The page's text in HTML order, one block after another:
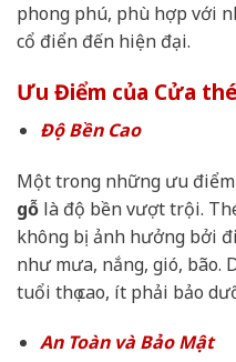
phong phú, phù hợp với
cổ điển đến hiện đại.
Ưu Điểm của Cửa
Độ Bền Cao
Một trong những ưu
gỗ là độ bền vượt trội.
không bị ảnh hưởng bởi
như mưa, nắng, gió, bão.
tuổi thọ cao, ít phải bảo
An Toàn và Bảo Mật